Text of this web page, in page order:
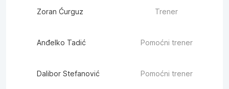
Zoran Ćurguz Trener
Anđelko Tadić Pomoćni trener
Dalibor Stefanović Pomoćni trener